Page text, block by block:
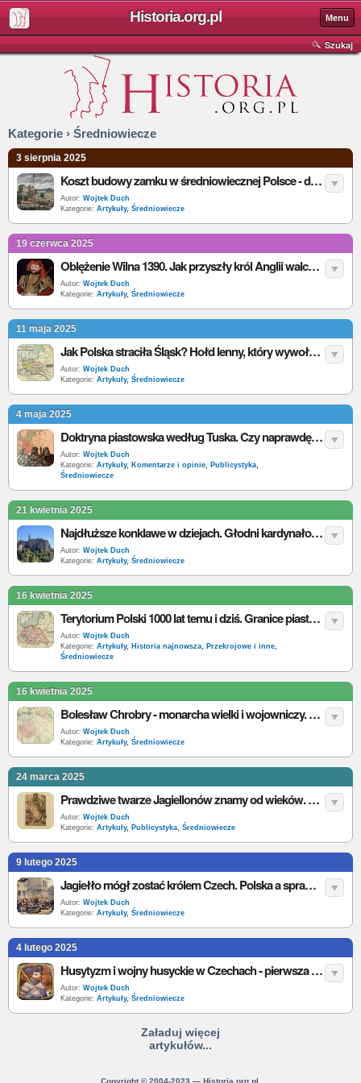
Historia.org.pl Menu
Szukaj
Kategorie › Średniowiecze
3 sierpnia 2025
Koszt budowy zamku w średniowiecznej Polsce - dane, przeliczenia, przykłady
Autor: Wojtek Duch
Kategorie: Artykuły, Średniowiecze
19 czerwca 2025
Oblężenie Wilna 1390. Jak przyszły król Anglii walczył przeciw Polakom na Litwie
Autor: Wojtek Duch
Kategorie: Artykuły, Średniowiecze
11 maja 2025
Jak Polska straciła Śląsk? Hołd lenny, który wywołał efekt domina
Autor: Wojtek Duch
Kategorie: Artykuły, Średniowiecze
4 maja 2025
Doktryna piastowska według Tuska. Czy naprawdę istniała, jak ją zdefiniować?
Autor: Wojtek Duch
Kategorie: Artykuły, Komentarze i opinie, Publicystyka,
Średniowiecze
21 kwietnia 2025
Najdłuższe konklawe w dziejach. Głodni kardynałowie i papież z krucjaty
Autor: Wojtek Duch
Kategorie: Artykuły, Średniowiecze
16 kwietnia 2025
Terytorium Polski 1000 lat temu i dziś. Granice piastowskie - ile ich dziś w granicach Polski?
Autor: Wojtek Duch
Kategorie: Artykuły, Historia najnowsza, Przekrojowe i inne,
Średniowiecze
16 kwietnia 2025
Bolesław Chrobry - monarcha wielki i wojowniczy. Rzucił wyzwanie Niemcom, zdobył Pragę i Kijów
Autor: Wojtek Duch
Kategorie: Artykuły, Średniowiecze
24 marca 2025
Prawdziwe twarze Jagiellonów znamy od wieków. Historyczne twarze kontra cyfrowe rekonstrukcje
Autor: Wojtek Duch
Kategorie: Artykuły, Publicystyka, Średniowiecze
9 lutego 2025
Jagiełło mógł zostać królem Czech. Polska a sprawa husycka w XV wieku
Autor: Wojtek Duch
Kategorie: Artykuły, Średniowiecze
4 lutego 2025
Husytyzm i wojny husyckie w Czechach - pierwsza reformacja Europy
Autor: Wojtek Duch
Kategorie: Artykuły, Średniowiecze
Załaduj więcej
artykułów...
Copyright © 2004-2023 — Historia.org.pl.